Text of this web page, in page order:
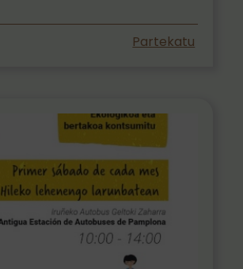
Partekatu